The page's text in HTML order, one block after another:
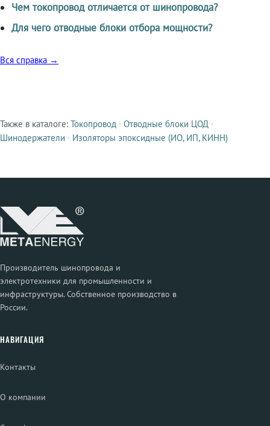
Чем токопровод отличается от шинопровода?
Для чего отводные блоки отбора мощности?
Вся справка →
Смежные продукты
Также в каталоге: Токопровод · Отводные блоки ЦОД ·
Шинодержатели · Изоляторы эпоксидные (ИО, ИП, КИНН)
Производитель шинопровода и
электротехники для промышленности и
инфраструктуры. Собственное производство в
России.
НАВИГАЦИЯ
Контакты
О компании